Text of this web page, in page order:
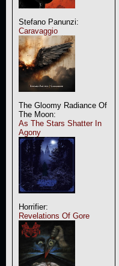
Stefano Panunzi:
Caravaggio
The Gloomy Radiance Of
The Moon:
As The Stars Shatter In
Agony
Horrifier:
Revelations Of Gore